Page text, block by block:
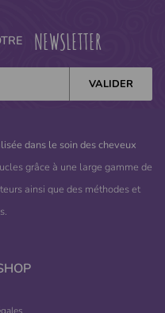
NEWSLETTER
dans le soin des cheveux
grâce à une large gamme de
ainsi que des méthodes et